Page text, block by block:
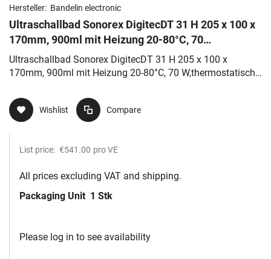
Hersteller: Bandelin electronic
Ultraschallbad Sonorex DigitecDT 31 H 205 x 100 x
170mm, 900ml mit Heizung 20-80°C, 70
W,thermostatisch regelbar
Ultraschallbad Sonorex DigitecDT 31 H 205 x 100 x
170mm, 900ml mit Heizung 20-80°C, 70 W,thermostatisch
Wishlist Compare
List price: €541.00 pro VE
All prices excluding VAT and shipping.
Packaging Unit 1 Stk
Please log in to see availability